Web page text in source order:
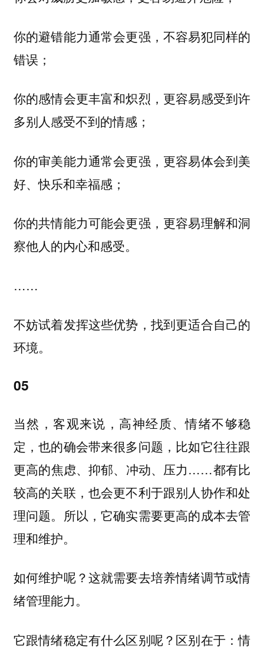
你的避错能力通常会更强，不容易犯同样的
错误；
你的感情会更丰富和炽烈，更容易感受到许
多别人感受不到的情感；
你的审美能力通常会更强，更容易体会到美
好、快乐和幸福感；
你的共情能力可能会更强，更容易理解和洞
察他人的内心和感受。
……
不妨试着发挥这些优势，找到更适合自己的
环境。
05
当然，客观来说，高神经质、情绪不够稳
定，也的确会带来很多问题，比如它往往跟
更高的焦虑、抑郁、冲动、压力……都有比
较高的关联，也会更不利于跟别人协作和处
理问题。所以，它确实需要更高的成本去管
理和维护。
如何维护呢？这就需要去培养情绪调节或情
绪管理能力。
它跟情绪稳定有什么区别呢？区别在于：情